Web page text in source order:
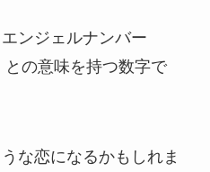
ンジェルナンバー
との意味を持つ数字で
な恋になるかもしれま